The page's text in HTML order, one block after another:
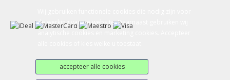
de werking van de website. Daarnaast gebruiken wij
accepteer alle cookies